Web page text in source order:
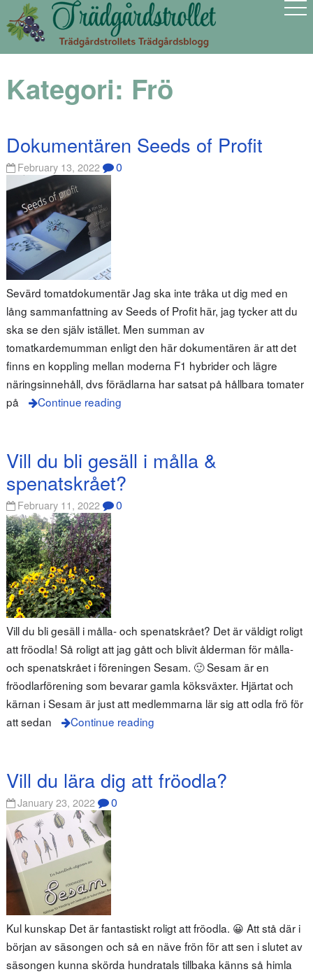
Kategori: Frö
Dokumentären Seeds of Profit
February 13, 2022 0
Sevärd tomatdokumentär Jag ska inte tråka ut dig med en
lång sammanfattning av Seeds of Profit här, jag tycker att du
ska se den själv istället. Men summan av
tomatkardemumman enligt den här dokumentären är att det
finns en koppling mellan moderna F1 hybrider och lägre
näringsinnehåll, dvs förädlarna har satsat på hållbara tomater
på
Continue reading
Vill du bli gesäll i målla &
spenatskrået?
February 11, 2022 0
Vill du bli gesäll i målla- och spenatskrået? Det är väldigt roligt
att fröodla! Så roligt att jag gått och blivit ålderman för målla-
och spenatskrået i föreningen Sesam. 🙂 Sesam är en
fröodlarförening som bevarar gamla köksväxter. Hjärtat och
kärnan i Sesam är just att medlemmarna lär sig att odla frö för
att sedan
Continue reading
Vill du lära dig att fröodla?
January 23, 2022 0
Kul kunskap Det är fantastiskt roligt att fröodla. 😀 Att stå där i
början av säsongen och så en näve frön för att sen i slutet av
säsongen kunna skörda hundratals tillbaka känns så himla